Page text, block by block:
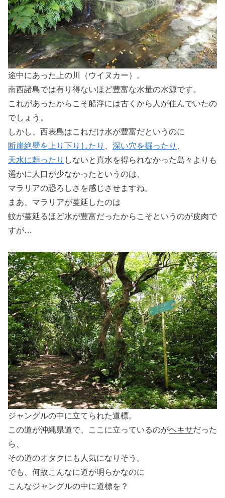
途中にあった上の川（ウイヌカー）。
南西諸島では有り得ないほど豊富な水量の水源です。
これがあったからこそ船浮には古くから人が住んでいたの
でしょう。
しかし、西表島はこれだけ水が豊富だというのに
断崖絶壁を上り下りしたり
深い穴を掘ったり
天水に頼ったり しないと真水を得られなかった島々よりも
遥かに人口が少なかったというのは、
マラリアの恐ろしさを感じさせますね。
まあ、マラリアが蔓延したのは
蚊が蔓延るほど水が豊富だったからこそというのが皮肉で
すが…
ジャングルの中に立てられた道標。
この道が沖縄県道で、ここに立っているのがヘキサだった
ら、
その道のオタクにも人気になりそう。
でも、何故こんなに道が明らかなのに
こんなジャングルの中に道標を？